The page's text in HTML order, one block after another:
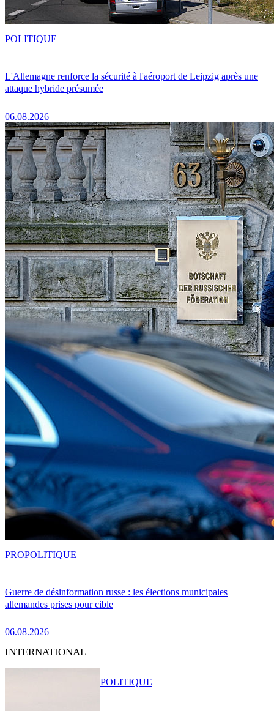
L'Allemagne renforce la sécurité à l'aéroport de Leipzig après une
attaque hybride présumée
06.08.2026
POLITIQUE
Guerre de désinformation russe : les élections municipales
allemandes prises pour cible
06.08.2026
PROPOLITIQUE
INTERNATIONAL
POLITIQUE